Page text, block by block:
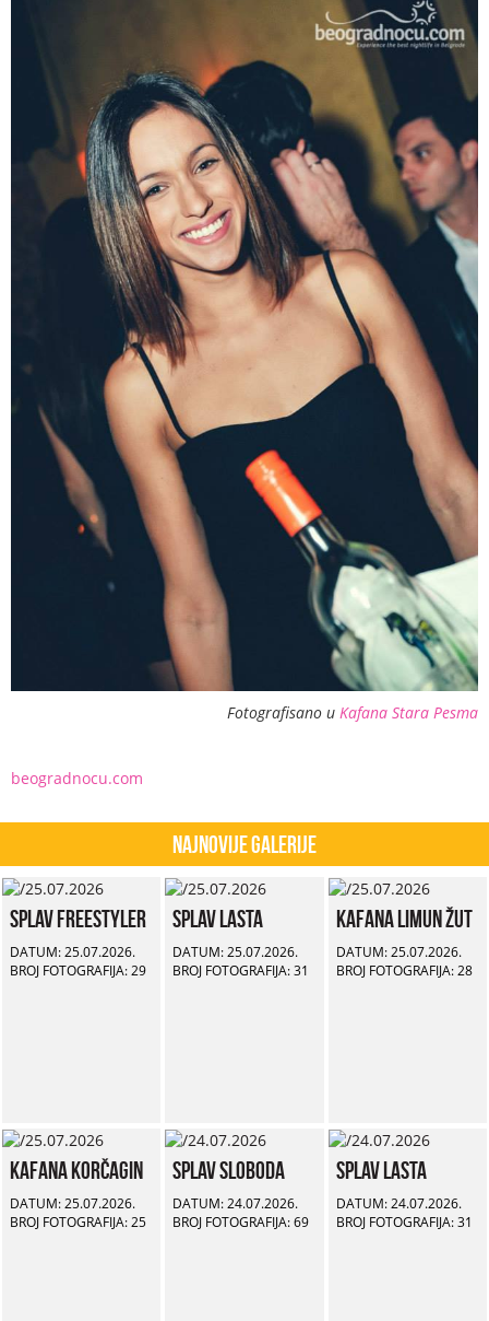
Fotografisano u Kafana Stara Pesma
beogradnocu.com
Najnovije Galerije
Splav Freestyler
DATUM: 25.07.2026.
BROJ FOTOGRAFIJA: 29
Splav Lasta
DATUM: 25.07.2026.
BROJ FOTOGRAFIJA: 31
Kafana Limun Žut
DATUM: 25.07.2026.
BROJ FOTOGRAFIJA: 28
Kafana Korčagin
DATUM: 25.07.2026.
BROJ FOTOGRAFIJA: 25
Splav Sloboda
DATUM: 24.07.2026.
BROJ FOTOGRAFIJA: 69
Splav Lasta
DATUM: 24.07.2026.
BROJ FOTOGRAFIJA: 31